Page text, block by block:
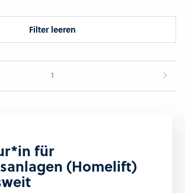
Filter leeren
1
für
(Homelift)